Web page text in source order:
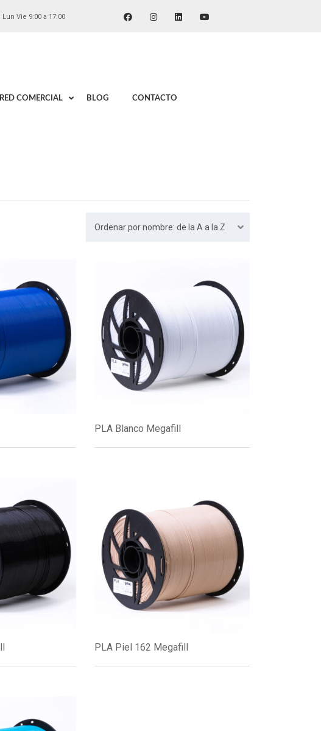
Lun Vie 9:00 a 17:00
RED COMERCIAL BLOG CONTACTO
Ordenar por nombre: de la A a la Z
PLA Blanco Megafill
PLA Piel 162 Megafill